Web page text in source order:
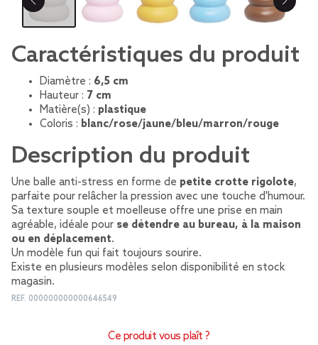
Caractéristiques du produit
Diamètre : 6,5 cm
Hauteur : 7 cm
Matière(s) : plastique
Coloris : blanc/rose/jaune/bleu/marron/rouge
Description du produit
Une balle anti-stress en forme de petite crotte rigolote,
parfaite pour relâcher la pression avec une touche d'humour.
Sa texture souple et moelleuse offre une prise en main
agréable, idéale pour se détendre au bureau, à la maison
ou en déplacement.
Un modèle fun qui fait toujours sourire.
Existe en plusieurs modèles selon disponibilité en stock
magasin.
REF. 000000000000646549
Ce produit vous plaît ?